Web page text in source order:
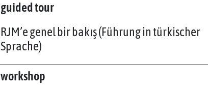
guided tour
RJM’e genel bir bakış (Führung in türkischer
Sprache)
workshop